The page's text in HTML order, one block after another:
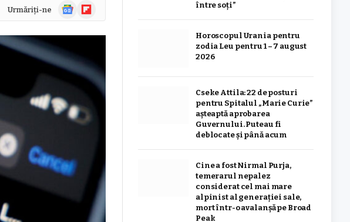
Urmăriți-ne
Știri
Google
Flipboard
între soți”
Horoscopul Urania pentru
zodia Leu pentru 1 – 7 august
2026
Cseke Attila: 22 de posturi
pentru Spitalul „Marie Curie”
așteaptă aprobarea
Guvernului. Puteau fi
deblocate și până acum
Cine a fost Nirmal Purja,
temerarul nepalez
considerat cel mai mare
alpinist al generației sale,
mort într-o avalanșă pe Broad
Peak